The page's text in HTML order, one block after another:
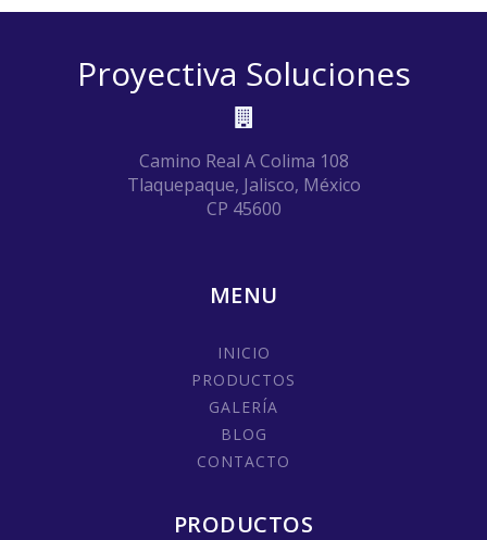
Proyectiva Soluciones
Camino Real A Colima 108
Tlaquepaque, Jalisco, México
CP 45600
MENU
INICIO
PRODUCTOS
GALERÍA
BLOG
CONTACTO
PRODUCTOS